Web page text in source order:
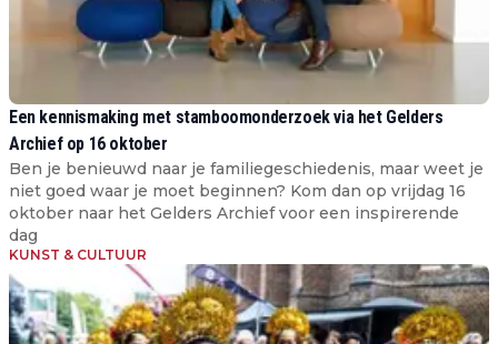
Een kennismaking met stamboomonderzoek via het Gelders
Archief op 16 oktober
Ben je benieuwd naar je familiegeschiedenis, maar weet je
niet goed waar je moet beginnen? Kom dan op vrijdag 16
oktober naar het Gelders Archief voor een inspirerende
dag
KUNST & CULTUUR